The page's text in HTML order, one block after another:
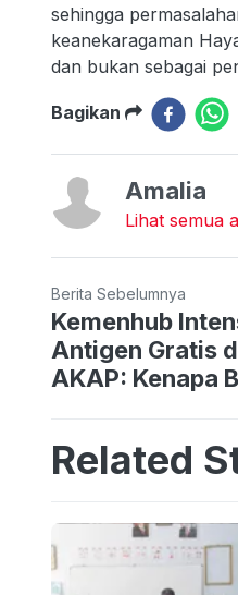
sehingga
keanekaragaman
dan bukan sebagai
Bagikan
Amalia
Lihat semua
Berita Sebelumnya
Kemenhub
Antigen Gratis
AKAP: Kenapa
Related